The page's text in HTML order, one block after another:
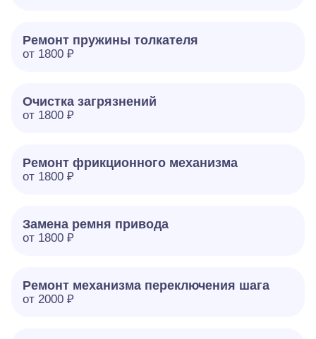
Ремонт пружины толкателя
от 1800 ₽
Очистка загрязнений
от 1800 ₽
Ремонт фрикционного механизма
от 1800 ₽
Замена ремня привода
от 1800 ₽
Ремонт механизма переключения шага
от 2000 ₽